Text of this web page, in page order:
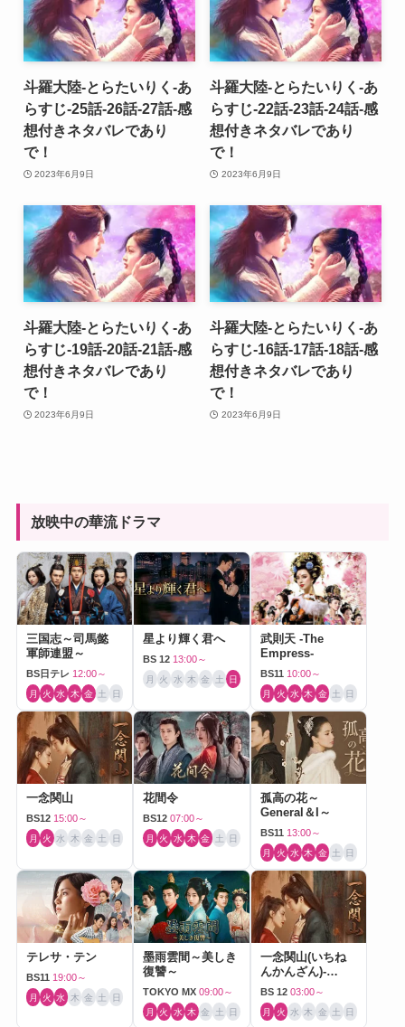
斗羅大陸-とらたいりく-あ
らすじ-25話-26話-27話-感
想付きネタバレであり
で！
2023年6月9日
斗羅大陸-とらたいりく-あ
らすじ-22話-23話-24話-感
想付きネタバレであり
で！
2023年6月9日
斗羅大陸-とらたいりく-あ
らすじ-19話-20話-21話-感
想付きネタバレであり
で！
2023年6月9日
斗羅大陸-とらたいりく-あ
らすじ-16話-17話-18話-感
想付きネタバレであり
で！
2023年6月9日
放映中の華流ドラマ
三国志～司馬懿
軍師連盟～
BS日テレ 12:00～
月 火 水 木 金 土 日
星より輝く君へ
BS 12 13:00～
月 火 水 木 金 土 日
武則天 -The
Empress-
BS11 10:00～
月 火 水 木 金 土 日
一念関山
BS12 15:00～
月 火 水 木 金 土 日
花間令
BS12 07:00～
月 火 水 木 金 土 日
孤高の花～
General＆I～
BS11 13:00～
月 火 水 木 金 土 日
テレサ・テン
BS11 19:00～
月 火 水 木 金 土 日
墨雨雲間～美しき
復讐～
TOKYO MX 09:00～
月 火 水 木 金 土 日
一念関山(いちね
んかんざん)-
Journey to Love-
BS 12 03:00～
月 火 水 木 金 土 日